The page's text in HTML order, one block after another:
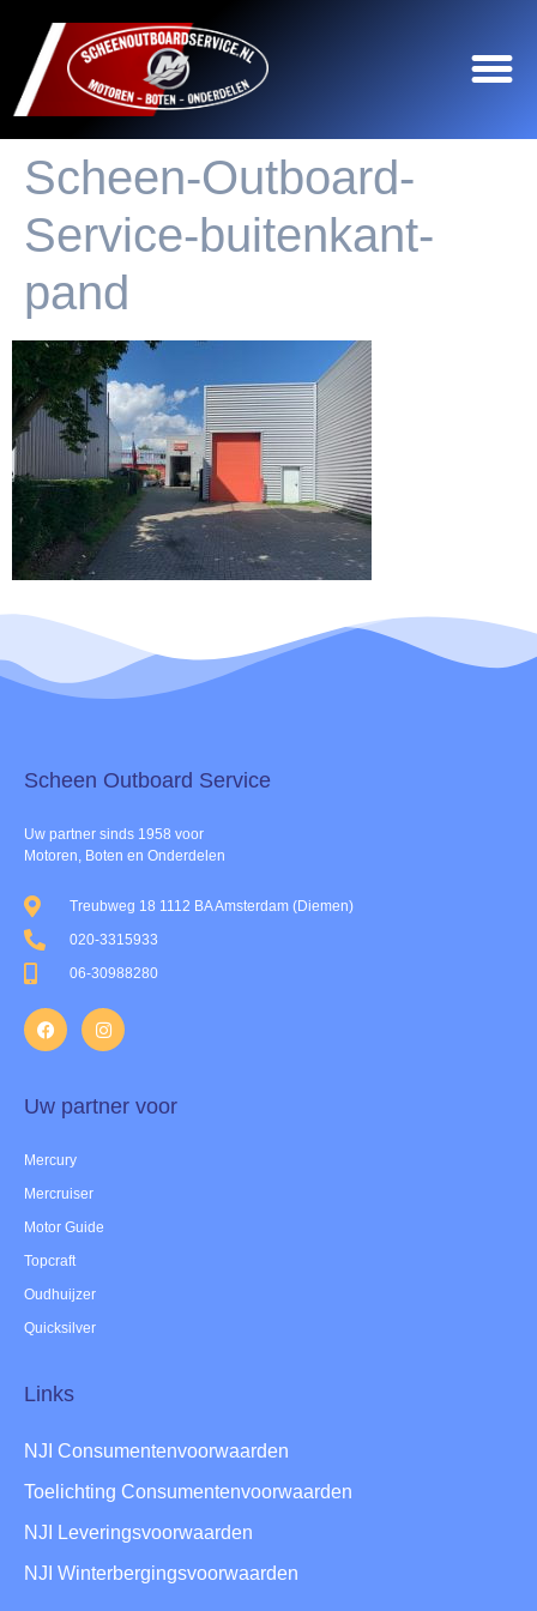
Scheen-Outboard-
Service-buitenkant-
pand
Scheen Outboard Service​
Uw partner sinds 1958 voor
Motoren, Boten en Onderdelen
Treubweg 18 1112 BA Amsterdam (Diemen)
020-3315933
06-30988280
Uw partner voor
Mercury
Mercruiser
Motor Guide
Topcraft
Oudhuijzer
Quicksilver
Links
NJI Consumentenvoorwaarden
Toelichting Consumentenvoorwaarden
NJI Leveringsvoorwaarden
NJI Winterbergingsvoorwaarden